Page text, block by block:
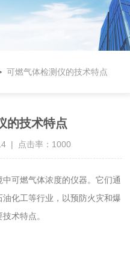
可燃气体检测仪的技术特点
的技术特点
| 点击率：1000
中可燃气体浓度的仪器。它们通
化工等行业，以预防火灾和爆
术特点。